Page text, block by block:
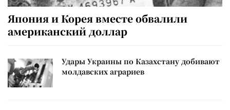
Япония и Корея вместе обвалили
американский доллар
Удары Украины по Казахстану добивают
молдавских аграриев